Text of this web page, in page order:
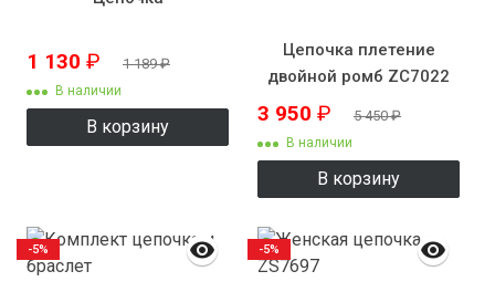
1 130 ₽ 1 189₽
В наличии
В корзину
Цепочка плетение
двойной ромб ZC7022
3 950 ₽ 5 450₽
В наличии
В корзину
-5% -5%